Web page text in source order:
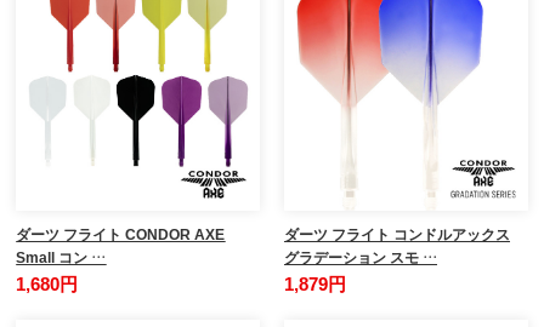
ダーツ フライト CONDOR AXE
Small コン …
1,680円
ダーツ フライト コンドルアックス
グラデーション スモ …
1,879円